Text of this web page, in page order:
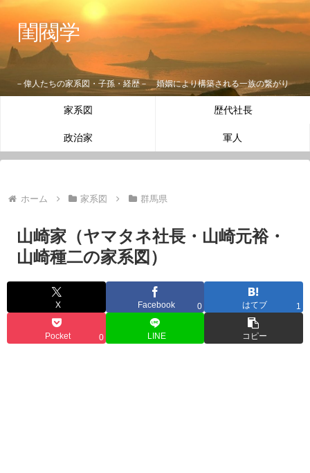
閨閥学
－偉人たちの家系図・子孫・経歴－ 婚姻により構築される一族の繋がり
家系図 歴代社長
政治家 軍人
ホーム 家系図 群馬県
山崎家（ヤマタネ社長・山崎元裕・
山崎種二の家系図）
X Facebook 0 はてブ 1
Pocket 0 LINE コピー